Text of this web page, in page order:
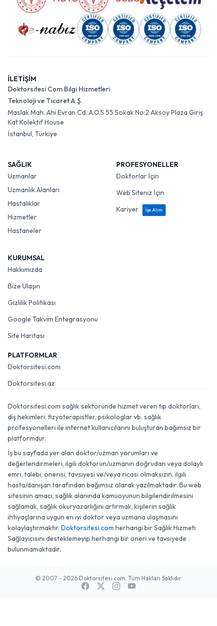
İLETİŞİM
Doktorsitesi Com Bilgi Hizmetleri
Teknoloji ve Ticaret A.Ş.
Maslak Mah. Ahi Evran Cd. A.O.S 55 Sokak No:2 Aksoy Plaza Giriş
Kat Kolektif House
İstanbul, Türkiye
SAĞLIK
Uzmanlar
Uzmanlık Alanları
Hastalıklar
Hizmetler
Hastaneler
PROFESYONELLER
Doktorlar İçin
Web Siteniz İçin
Kariyer
İşe Alım
KURUMSAL
Hakkımızda
Bize Ulaşın
Gizlilik Politikası
Google Takvim Entegrasyonu
Site Haritası
PLATFORMLAR
Doktorsitesi.com
Doktorsitesi.az
Doktorsitesi.com sağlık sektöründe hizmet veren tıp doktorları,
diş hekimleri, fizyoterapistler, psikologlar vb. sağlık
profesyonelleri ile internet kullanıcılarını buluşturan bağımsız bir
platformdur.
İş bu sayfada yer alan doktor/uzman yorumları ve
değerlendirmeleri, ilgili doktorun/uzmanın doğrudan veya dolaylı
emri, talebi, önerisi, tavsiyesi ve/veya ricası olmaksızın, ilgili
hasta/danışan tarafından bağımsız olarak yazılmaktadır. Bu web
sitesinin amacı, sağlık alanında kamuoyunun bilgilendirilmesini
sağlamak, sağlık okuryazarlığını artırmak, kişilerin sağlık
ihtiyaçlarına uygun en iyi doktor veya uzmana ulaşmasını
kolaylaştırmaktır. Doktorsitesi.com herhangi bir Sağlık Hizmeti
Sağlayıcısını desteklemeyip herhangi bir öneri ve tavsiyede
bulunmamaktadır.
© 2007 - 2026 Doktorsitesi.com. Tüm Hakları Saklıdır.